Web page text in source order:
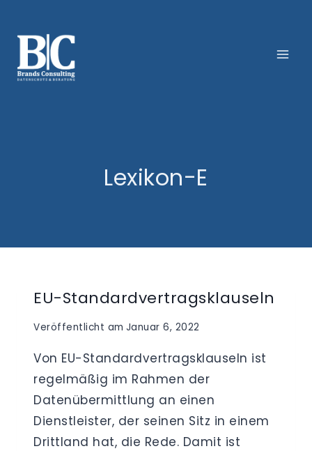
Inhalt
springen
Lexikon-E
EU-Standardvertragsklauseln
Veröffentlicht am Januar 6, 2022
Von EU-Standardvertragsklauseln ist
regelmäßig im Rahmen der
Datenübermittlung an einen
Dienstleister, der seinen Sitz in einem
Drittland hat, die Rede. Damit ist